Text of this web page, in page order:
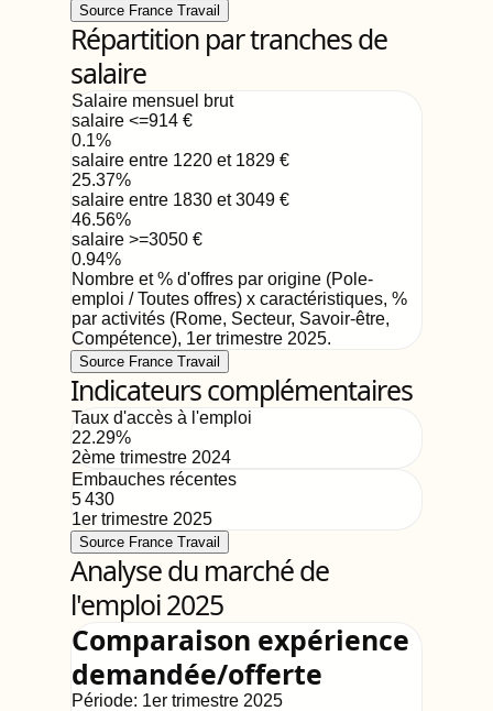
Source France Travail
Répartition par tranches de
salaire
Salaire mensuel brut
salaire <=914 €
0.1%
salaire entre 1220 et 1829 €
25.37%
salaire entre 1830 et 3049 €
46.56%
salaire >=3050 €
0.94%
Nombre et % d'offres par origine (Pole-
emploi / Toutes offres) x caractéristiques, %
par activités (Rome, Secteur, Savoir-être,
Compétence), 1er trimestre 2025.
Source France Travail
Indicateurs complémentaires
Taux d'accès à l'emploi
22.29%
2ème trimestre 2024
Embauches récentes
5 430
1er trimestre 2025
Source France Travail
Analyse du marché de
l'emploi 2025
Comparaison expérience
demandée/offerte
Période: 1er trimestre 2025